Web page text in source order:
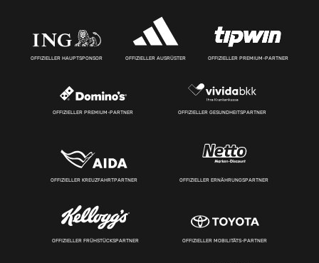
OFFIZIELLER HAUPTSPONSOR OFFIZIELLER AUSRÜSTER OFFIZIELLER PREMIUM-PARTNER
OFFIZIELLER PREMIUM-PARTNER OFFIZIELLER GESUNDHEITSPARTNER
OFFIZIELLER KREUZFAHRTPARTNER OFFIZIELLER ERNÄHRUNGSPARTNER
OFFIZIELLER FRÜHSTÜCKSPARTNER OFFIZIELLER MOBILITÄTS-PARTNER